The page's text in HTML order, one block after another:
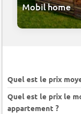
Mobil home
Quel est le prix
Quel est le prix le
appartement ?